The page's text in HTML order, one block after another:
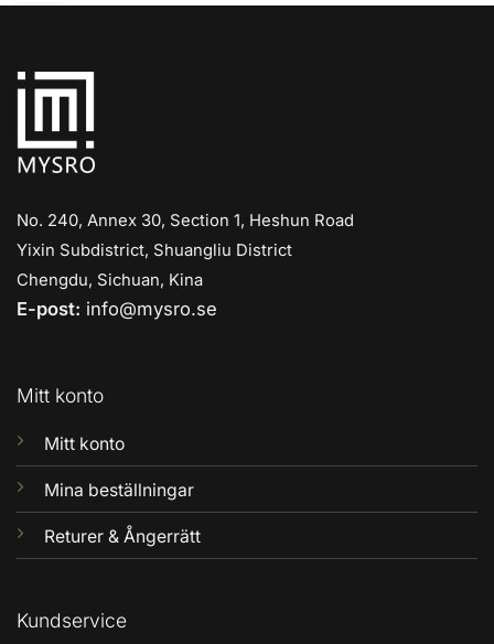
No. 240, Annex 30, Section 1, Heshun Road
Yixin Subdistrict, Shuangliu District
Chengdu, Sichuan, Kina
E-post: info@mysro.se
Mitt konto
Mitt konto
Mina beställningar
Returer & Ångerrätt
Kundservice